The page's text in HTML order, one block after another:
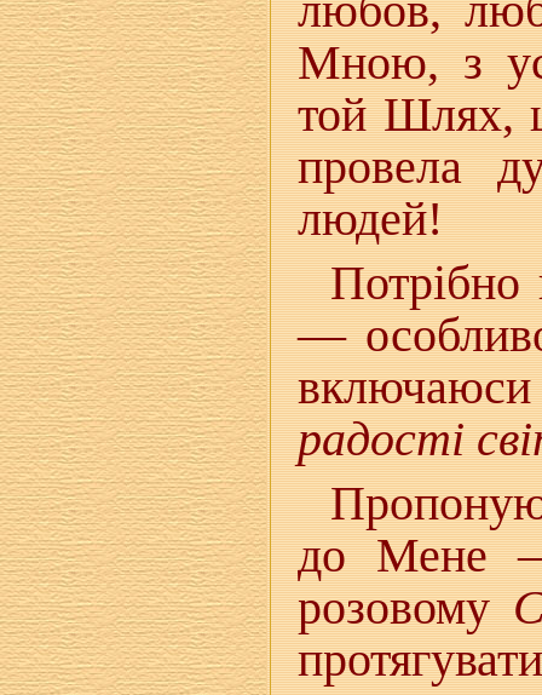
Мною, з
той Шлях,
провела
людей!
Потрібно
—
радості
до Мене
розовому